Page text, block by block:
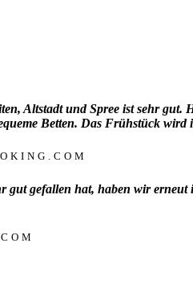
Altstadt und Spree ist sehr
Betten. Das Frühstück
gut gefallen hat, haben wir